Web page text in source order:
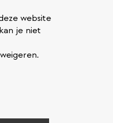
website
je niet